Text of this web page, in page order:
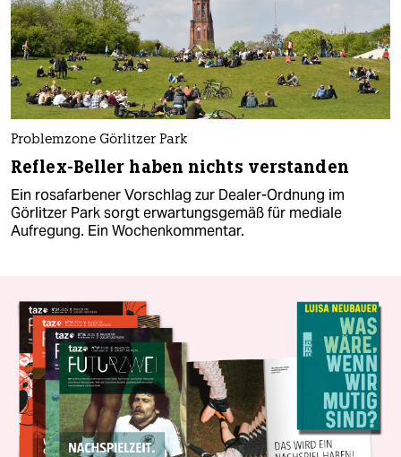
Problemzone Görlitzer Park
Reflex-Beller haben nichts verstanden
Ein rosafarbener Vorschlag zur Dealer-Ordnung im
Görlitzer Park sorgt erwartungsgemäß für mediale
Aufregung. Ein Wochenkommentar.